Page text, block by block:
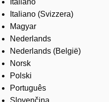
Italiano
Italiano (Svizzera)
Magyar
Nederlands
Nederlands (België)
Norsk
Polski
Português
Slovenčina